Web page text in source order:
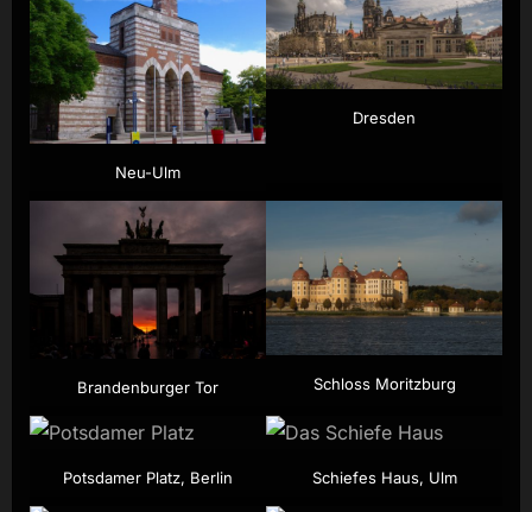
Neu-Ulm
Dresden
Brandenburger Tor Schloss Moritzburg
Potsdamer Platz, Berlin Schiefes Haus, Ulm